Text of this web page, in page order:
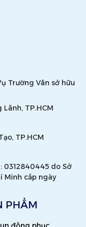
Trường Vân sở hữu
Lãnh, TP.HCM
TP.HCM
0312840445 do Sở
Minh cấp ngày
PHẨM